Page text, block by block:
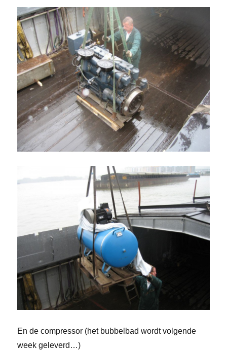
En de compressor (het bubbelbad wordt volgende
week geleverd…)